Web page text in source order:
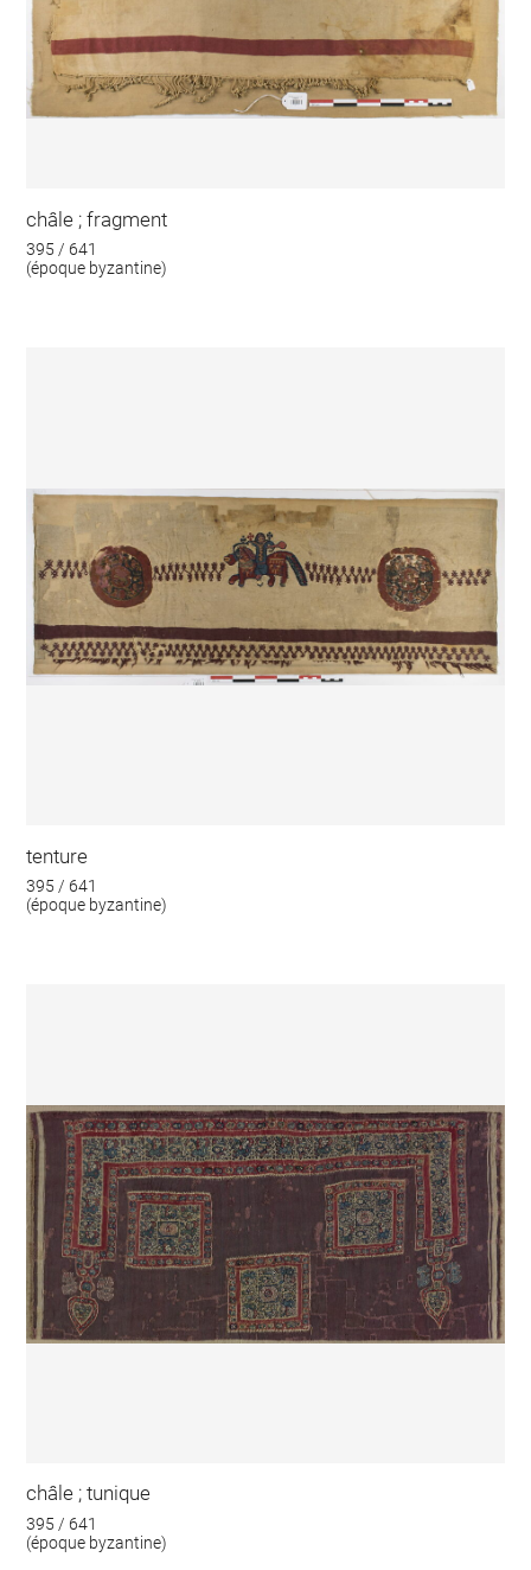
châle ; fragment
395 / 641
(époque byzantine)
tenture
395 / 641
(époque byzantine)
châle ; tunique
395 / 641
(époque byzantine)